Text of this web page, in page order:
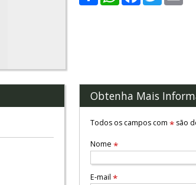
Obtenha Mais
Todos os campos com *são
Nome *
E-mail *